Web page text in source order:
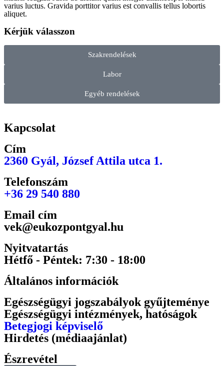
varius luctus. Gravida porttitor varius est convallis tellus lobortis
aliquet.
Kérjük válasszon
Szakrendelések
Labor
Egyéb rendelések
Kapcsolat
Cím
2360 Gyál, József Attila utca 1.
Telefonszám
+36 29 540 880
Email cím
vek@eukozpontgyal.hu
Nyitvatartás
Hétfő - Péntek: 7:30 - 18:00
Általános információk
Egészségügyi jogszabályok gyűjteménye
Egészségügyi intézmények, hatóságok
Betegjogi képviselő
Hirdetés (médiaajánlat)
Észrevétel